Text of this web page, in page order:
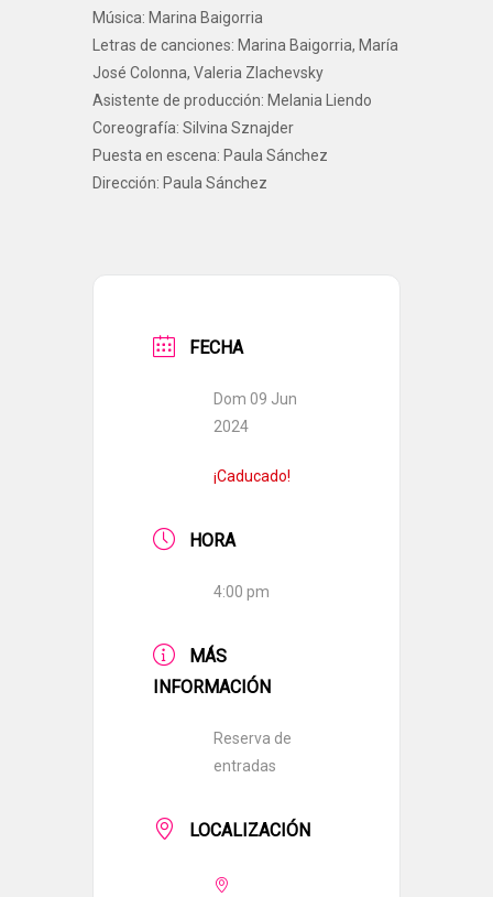
Música: Marina Baigorria
Letras de canciones: Marina Baigorria, María
José Colonna, Valeria Zlachevsky
Asistente de producción: Melania Liendo
Coreografía: Silvina Sznajder
Puesta en escena: Paula Sánchez
Dirección: Paula Sánchez
FECHA
Dom 09 Jun
2024
¡Caducado!
HORA
4:00 pm
MÁS
INFORMACIÓN
Reserva de
entradas
LOCALIZACIÓN